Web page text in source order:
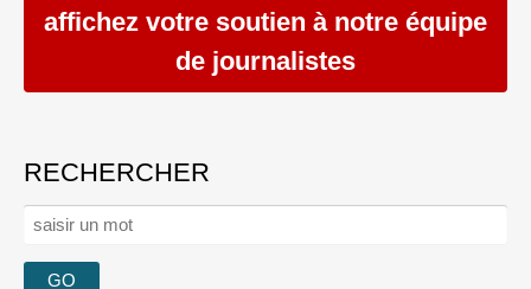
affichez votre soutien à notre équipe
de journalistes
RECHERCHER
Rechercher :